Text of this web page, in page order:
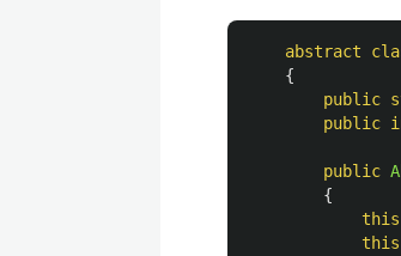
abstract
{
public
public
public
{
this
this